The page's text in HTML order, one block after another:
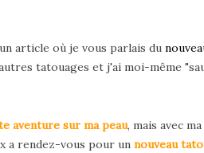
article où je vous parlais du
tatouages et j'ai moi-même
aventure sur ma peau, mais avec
a rendez-vous pour un nouveau